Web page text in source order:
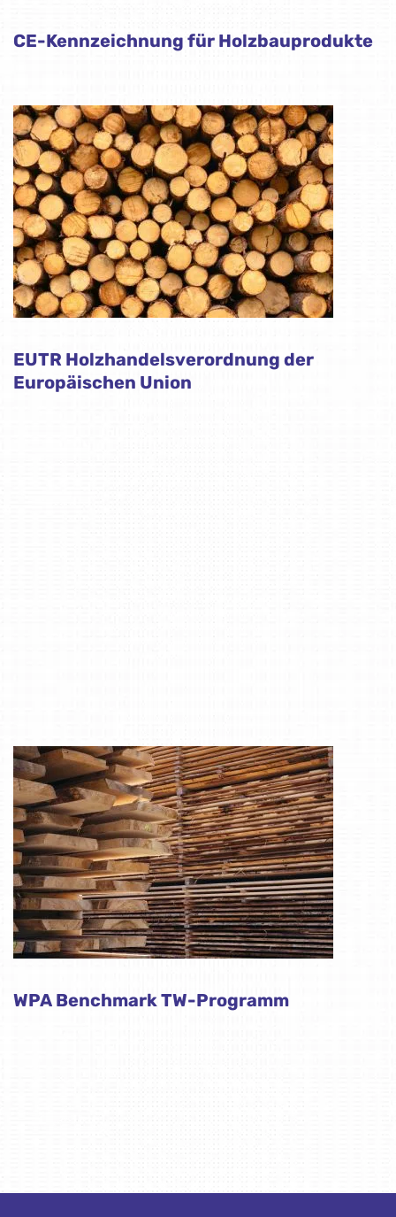
CE-Kennzeichnung für Holzbauprodukte
EUTR Holzhandelsverordnung der
Europäischen Union
WPA Benchmark TW-Programm